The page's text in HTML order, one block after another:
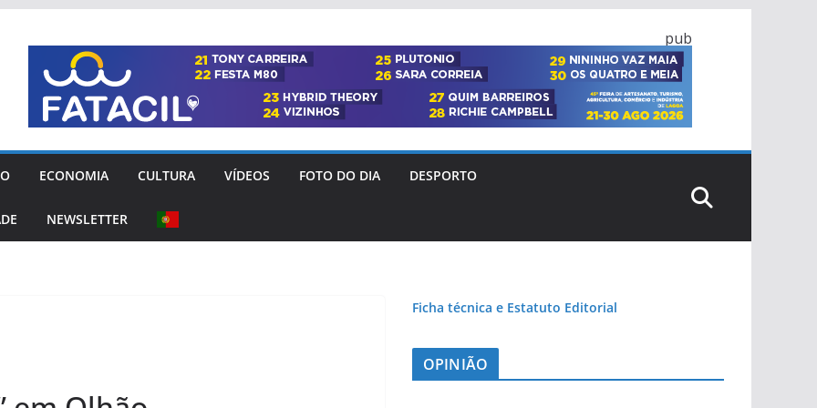
pub
ECONOMIA CULTURA VÍDEOS FOTO DO DIA DESPORTO
NEWSLETTER
Ficha técnica e Estatuto Editorial
OPINIÃO